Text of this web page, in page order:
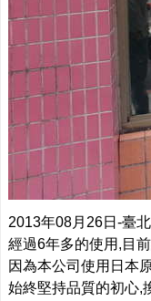
2013年08月26日-臺
經過6年多的使用,目
因為本公司使用日本
始終堅持品質的初心,